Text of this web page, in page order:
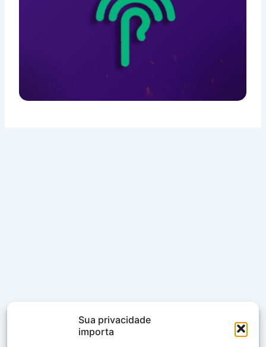
Sua privacidade
importa